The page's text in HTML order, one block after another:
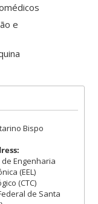
e
Bispo
Engenharia
(EEL)
(CTC)
de Santa